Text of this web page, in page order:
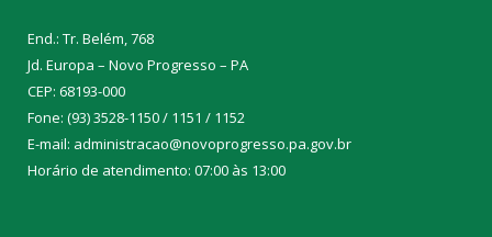
End.: Tr. Belém, 768
Jd. Europa – Novo Progresso – PA
CEP: 68193-000
Fone: (93) 3528-1150 / 1151 / 1152
E-mail: administracao@novoprogresso.pa.gov.br
Horário de atendimento: 07:00 às 13:00